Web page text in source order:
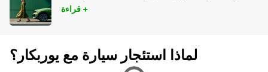
قراءة +
لماذا استئجار سيارة مع يوربكار؟